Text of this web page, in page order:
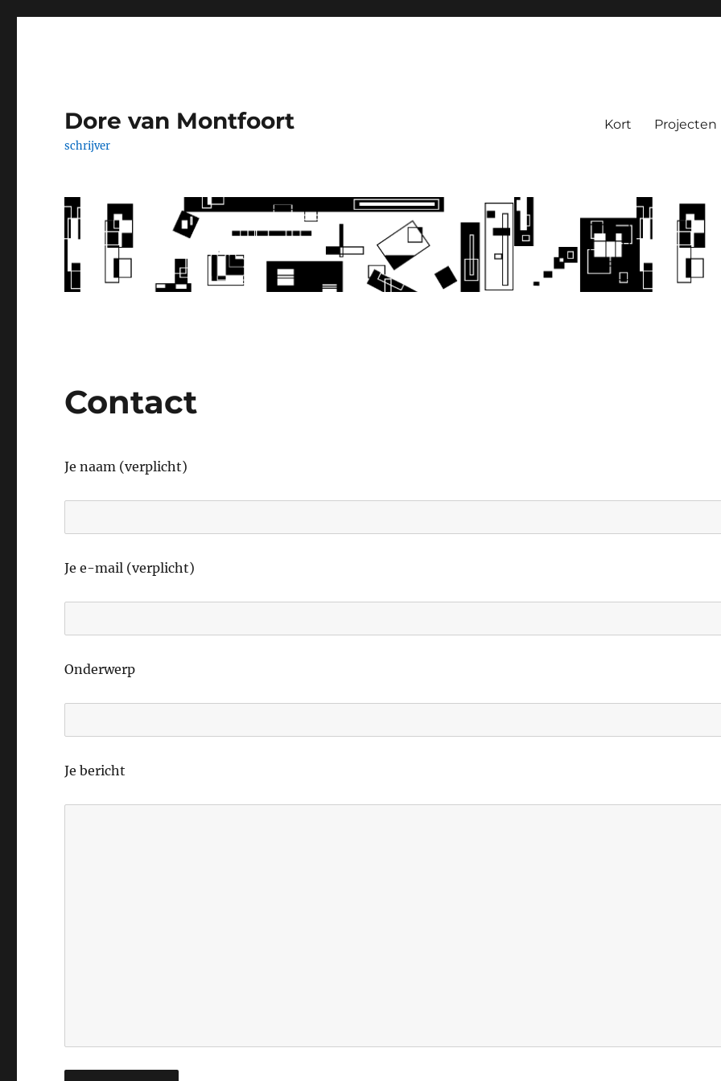
Dore van Montfoort
schrijver
Kort Projecten
Contact
Je naam (verplicht)
Je e-mail (verplicht)
Onderwerp
Je bericht